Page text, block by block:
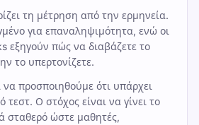
τη μέτρηση από την ερμηνεία.
για επαναληψιμότητα, ενώ οι
εξηγούν πώς να διαβάζετε το
το υπερτονίζετε.
να προσποιηθούμε ότι υπάρχει
τεστ. Ο στόχος είναι να γίνει το
σταθερό ώστε μαθητές,